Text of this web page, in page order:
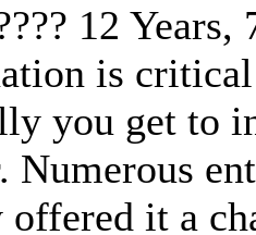
12 Years,
is
you get to
Numerous
it a